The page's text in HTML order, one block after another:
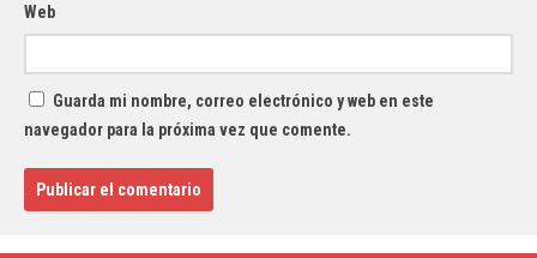
Web
Guarda mi nombre, correo electrónico y web en este
navegador para la próxima vez que comente.